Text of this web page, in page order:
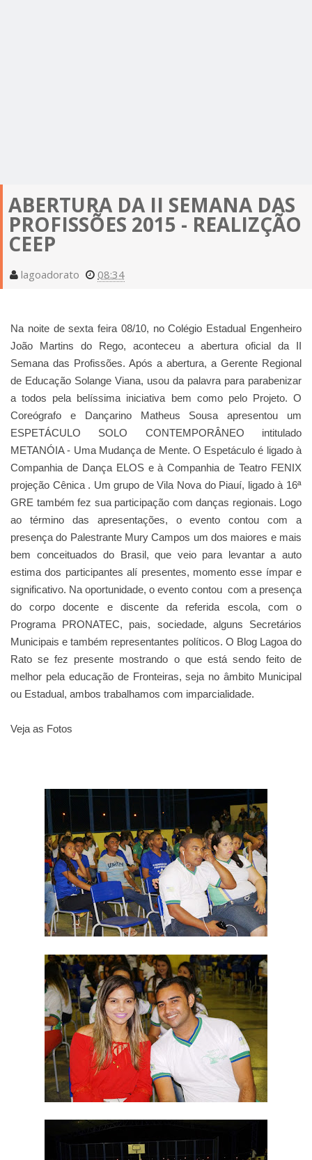
ABERTURA DA II SEMANA DAS
PROFISSÕES 2015 - REALIZÇÃO
CEEP
lagoadorato 08:34
Na noite de sexta feira 08/10, no Colégio Estadual Engenheiro
João Martins do Rego, aconteceu a abertura oficial da II
Semana das Profissões. Após a abertura, a Gerente Regional
de Educação Solange Viana, usou da palavra para parabenizar
a todos pela belíssima iniciativa bem como pelo Projeto. O
Coreógrafo e Dançarino Matheus Sousa apresentou um
ESPETÁCULO SOLO CONTEMPORÂNEO intitulado
METANÓIA - Uma Mudança de Mente. O Espetáculo é ligado à
Companhia de Dança ELOS e à Companhia de Teatro FENIX
projeção Cênica . Um grupo de Vila Nova do Piauí, ligado à 16ª
GRE também fez sua participação com danças regionais. Logo
ao término das apresentações, o evento contou com a
presença do Palestrante Mury Campos um dos maiores e mais
bem conceituados do Brasil, que veio para levantar a auto
estima dos participantes alí presentes, momento esse ímpar e
significativo. Na oportunidade, o evento contou com a presença
do corpo docente e discente da referida escola, com o
Programa PRONATEC, pais, sociedade, alguns Secretários
Municipais e também representantes políticos. O Blog Lagoa do
Rato se fez presente mostrando o que está sendo feito de
melhor pela educação de Fronteiras, seja no âmbito Municipal
ou Estadual, ambos trabalhamos com imparcialidade.
Veja as Fotos